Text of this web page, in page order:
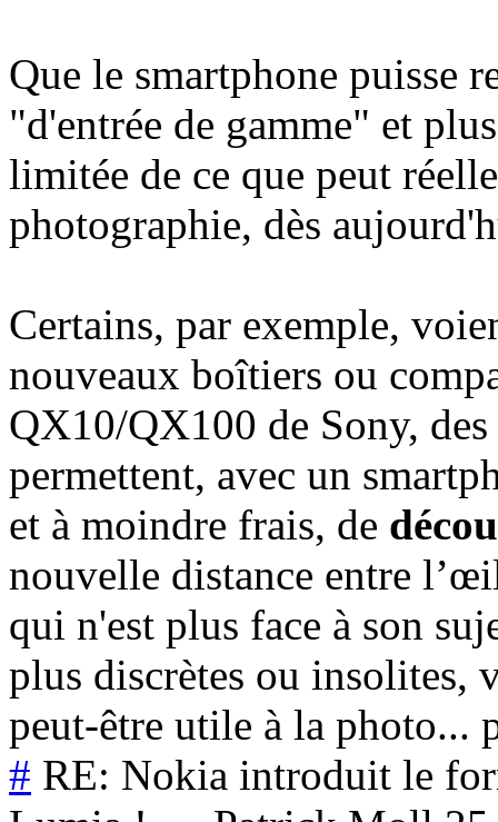
Que le smartphone puisse
"d'entrée de gamme" et
limitée de ce que peut
photographie, dès
Certains, par exemple,
nouveaux boîtiers ou
QX10/QX100 de Sony,
permettent, avec un
et à moindre frais, de
nouvelle distance entre
qui n'est plus face à son
plus discrètes ou insolites,
peut-être utile à la photo...
# RE: Nokia introduit le